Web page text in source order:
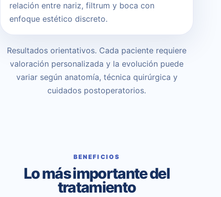
relación entre nariz, filtrum y boca con
enfoque estético discreto.
Resultados orientativos. Cada paciente requiere
valoración personalizada y la evolución puede
variar según anatomía, técnica quirúrgica y
cuidados postoperatorios.
BENEFICIOS
Lo más importante del
tratamiento